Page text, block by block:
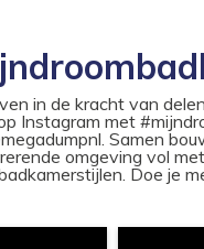
in de kracht van
Instagram met
Samen
omgeving vol
Doe je